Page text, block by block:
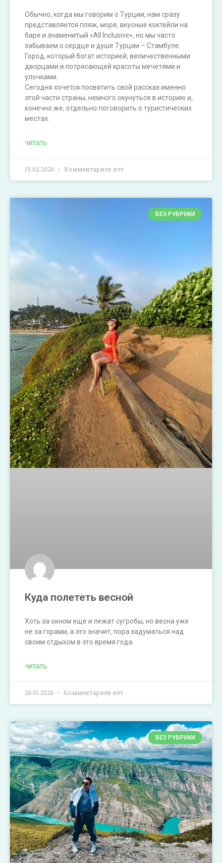
Обычно, когда мы говорим о Турции, нам сразу
представляется пляж, море, вкусные коктейли на
баре и знаменитый «All Inclusive», но мы часто
забываем о сердце и душе Турции – Стамбуле.
Город, который богат историей, величественными
дворцами и потрясающей красоты мечетями и
улочками.
Сегодня хочется посвятить свой рассказ именно
этой части страны, немного окунуться в историю и,
конечно же, отдельно поговорить о туристических
местах.
ЧИТАТЬ
19.02.2026 Комментариев нет
БЕЗ РУБРИКИ
Куда полететь весной
Хоть за окном еще и лежат сугробы, но весна уже
не за горами, а это значит, пора задуматься над
своим отдыхом в это время года.
ЧИТАТЬ
26.01.2026 Комментариев нет
БЕЗ РУБРИКИ